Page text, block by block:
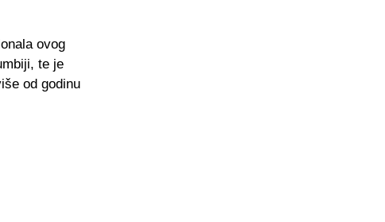
ovog
te je
od godinu